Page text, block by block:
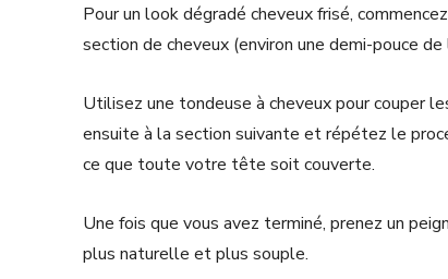
Pour un look dégradé cheveux frisé,
section de cheveux (environ une demi-pouce
Utilisez une tondeuse à cheveux pour couper
ensuite à la section suivante et répétez le
ce que toute votre tête soit couverte.
Une fois que vous avez terminé, prenez un
plus naturelle et plus souple.